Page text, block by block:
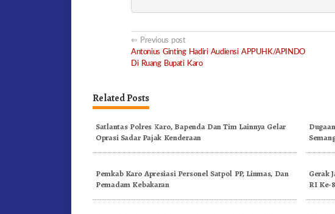
Post
navigation
Previous post
Antonius Ginting Hadiri Audiensi APPUHK/APINDO
Di Ruang Bupati Karo
Related Posts
Satlantas Polres Karo, Bapenda Dan Tim Lainnya Gelar
Oprasi Sadar Pajak Kenderaan
Pemkab Karo Apresiasi Personel Satpol PP, Linmas, Dan
Pemadam Kebakaran
Gerak
RI Ke-